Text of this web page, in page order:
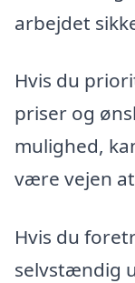
arbejdet
Hvis du
priser og
mulighed,
være vejen
Hvis du
selvstændig